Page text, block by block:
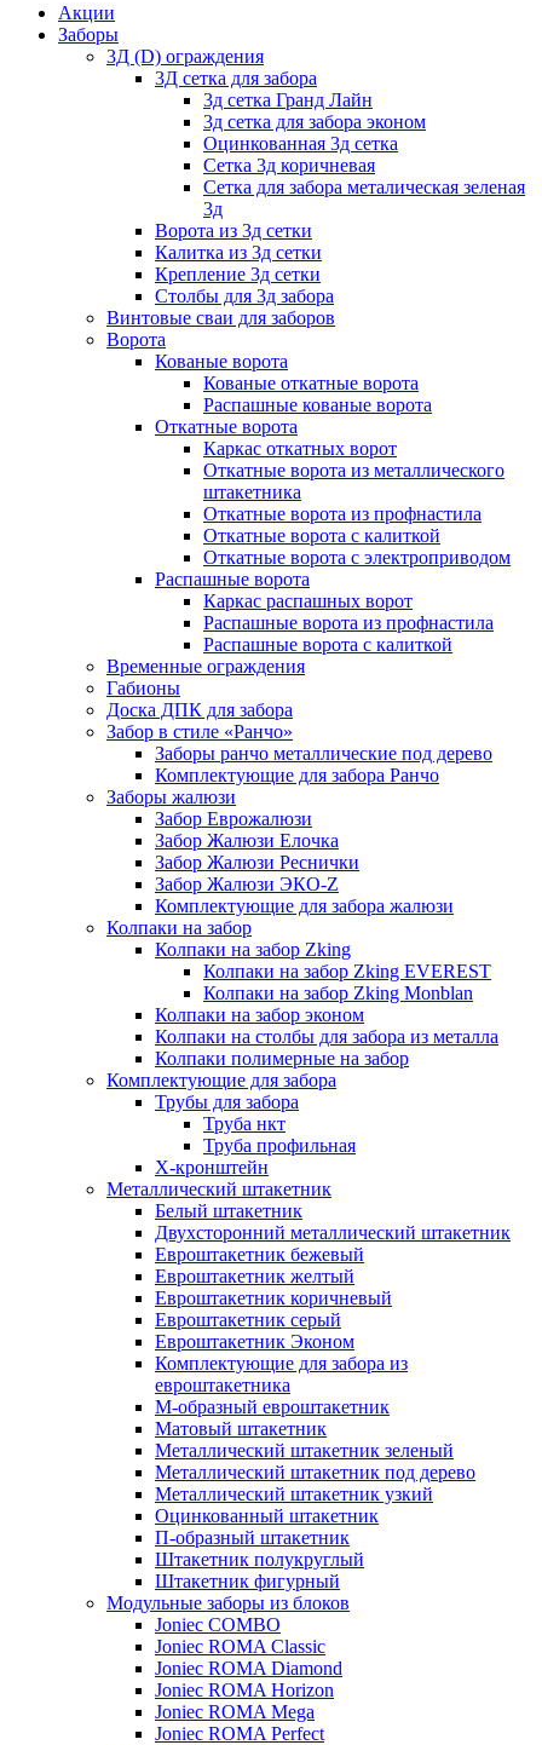
Акции
Заборы
3Д (D) ограждения
3Д сетка для забора
3д сетка Гранд Лайн
3д сетка для забора эконом
Оцинкованная 3д сетка
Сетка 3д коричневая
Сетка для забора металическая зеленая
3д
Ворота из 3д сетки
Калитка из 3д сетки
Крепление 3д сетки
Столбы для 3д забора
Винтовые сваи для заборов
Ворота
Кованые ворота
Кованые откатные ворота
Распашные кованые ворота
Откатные ворота
Каркас откатных ворот
Откатные ворота из металлического
штакетника
Откатные ворота из профнастила
Откатные ворота с калиткой
Откатные ворота с электроприводом
Распашные ворота
Каркас распашных ворот
Распашные ворота из профнастила
Распашные ворота с калиткой
Временные ограждения
Габионы
Доска ДПК для забора
Забор в стиле «Ранчо»
Заборы ранчо металлические под дерево
Комплектующие для забора Ранчо
Заборы жалюзи
Забор Еврожалюзи
Забор Жалюзи Елочка
Забор Жалюзи Реснички
Забор Жалюзи ЭКО-Z
Комплектующие для забора жалюзи
Колпаки на забор
Колпаки на забор Zking
Колпаки на забор Zking EVEREST
Колпаки на забор Zking Monblan
Колпаки на забор эконом
Колпаки на столбы для забора из металла
Колпаки полимерные на забор
Комплектующие для забора
Трубы для забора
Труба нкт
Труба профильная
Х-кронштейн
Металлический штакетник
Белый штакетник
Двухсторонний металлический штакетник
Евроштакетник бежевый
Евроштакетник желтый
Евроштакетник коричневый
Евроштакетник серый
Евроштакетник Эконом
Комплектующие для забора из
евроштакетника
М-образный евроштакетник
Матовый штакетник
Металлический штакетник зеленый
Металлический штакетник под дерево
Металлический штакетник узкий
Оцинкованный штакетник
П-образный штакетник
Штакетник полукруглый
Штакетник фигурный
Модульные заборы из блоков
Joniec COMBO
Joniec ROMA Classic
Joniec ROMA Diamond
Joniec ROMA Horizon
Joniec ROMA Mega
Joniec ROMA Perfect